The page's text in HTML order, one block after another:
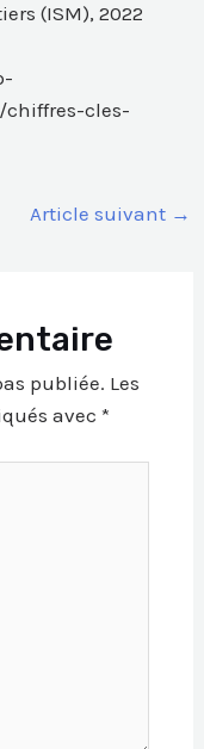
(ISM), 2022
cles-
Article suivant →
publiée. Les
avec *